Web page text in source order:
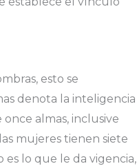
esto se
denota la inteligencia
almas, inclusive
mujeres tienen siete
es lo que le da vigencia,